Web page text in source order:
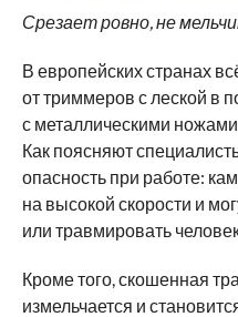
Срезает ровно, не
В европейских странах
от триммеров с леской в
с металлическими
Как поясняют
опасность при работе:
на высокой скорости и
или травмировать
Кроме того, скошенная
измельчается и